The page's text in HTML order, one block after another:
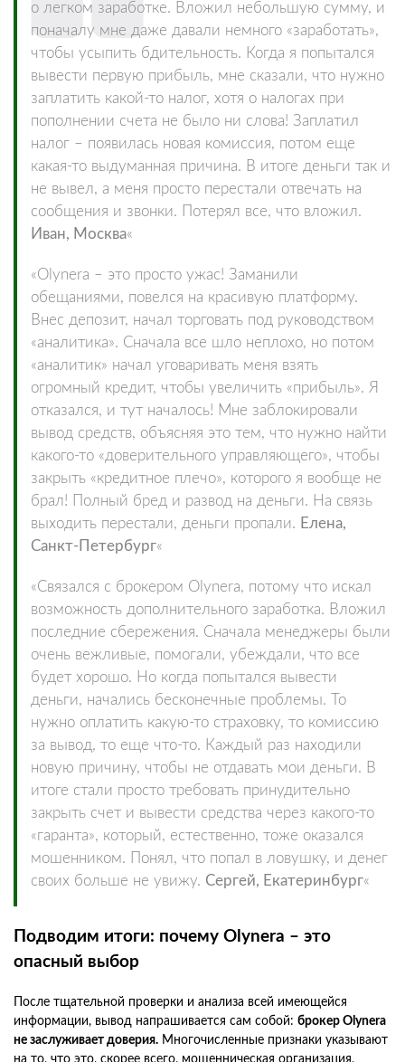
о легком заработке. Вложил небольшую сумму, и
поначалу мне даже давали немного «заработать»,
чтобы усыпить бдительность. Когда я попытался
вывести первую прибыль, мне сказали, что нужно
заплатить какой-то налог, хотя о налогах при
пополнении счета не было ни слова! Заплатил
налог – появилась новая комиссия, потом еще
какая-то выдуманная причина. В итоге деньги так и
не вывел, а меня просто перестали отвечать на
сообщения и звонки. Потерял все, что вложил.
Иван, Москва«
«Olynera – это просто ужас! Заманили
обещаниями, повелся на красивую платформу.
Внес депозит, начал торговать под руководством
«аналитика». Сначала все шло неплохо, но потом
«аналитик» начал уговаривать меня взять
огромный кредит, чтобы увеличить «прибыль». Я
отказался, и тут началось! Мне заблокировали
вывод средств, объясняя это тем, что нужно найти
какого-то «доверительного управляющего», чтобы
закрыть «кредитное плечо», которого я вообще не
брал! Полный бред и развод на деньги. На связь
выходить перестали, деньги пропали. Елена,
Санкт-Петербург«
«Связался с брокером Olynera, потому что искал
возможность дополнительного заработка. Вложил
последние сбережения. Сначала менеджеры были
очень вежливые, помогали, убеждали, что все
будет хорошо. Но когда попытался вывести
деньги, начались бесконечные проблемы. То
нужно оплатить какую-то страховку, то комиссию
за вывод, то еще что-то. Каждый раз находили
новую причину, чтобы не отдавать мои деньги. В
итоге стали просто требовать принудительно
закрыть счет и вывести средства через какого-то
«гаранта», который, естественно, тоже оказался
мошенником. Понял, что попал в ловушку, и денег
своих больше не увижу. Сергей, Екатеринбург«
Подводим итоги: почему Olynera – это
опасный выбор
После тщательной проверки и анализа всей имеющейся
информации, вывод напрашивается сам собой: брокер Olynera
не заслуживает доверия. Многочисленные признаки указывают